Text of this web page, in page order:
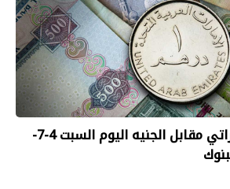
سعر الدرهم الإماراتي مقابل الجنيه اليوم السبت 4-7-